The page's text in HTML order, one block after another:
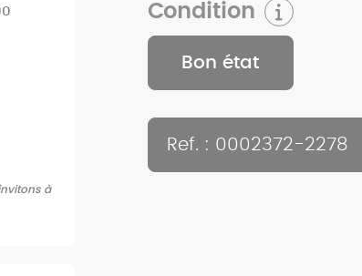
Condition
Bon état
Ref. : 0002372-2278
à